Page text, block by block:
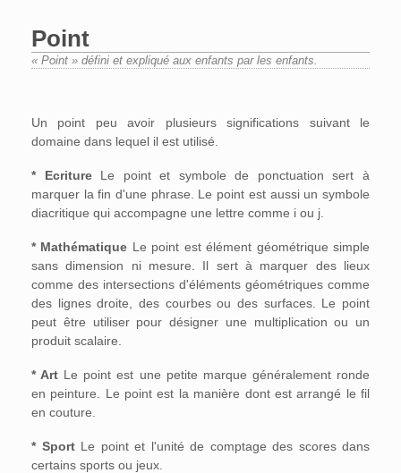
Point
« Point » défini et expliqué aux enfants par les enfants.
Un point peu avoir plusieurs significations suivant le
domaine dans lequel il est utilisé.
* EcritureLe point et symbole de ponctuation sert à
marquer la fin d'une phrase. Le point est aussi un symbole
diacritique qui accompagne une lettre comme i ou j.
* Mathématique Le point est élément géométrique simple
sans dimension ni mesure. Il sert à marquer des lieux
comme des intersections d'éléments géométriques comme
des lignes droite, des courbes ou des surfaces. Le point
peut être utiliser pour désigner une multiplication ou un
produit scalaire.
* Art Le point est une petite marque généralement ronde
en peinture. Le point est la manière dont est arrangé le fil
en couture.
* SportLe point et l'unité de comptage des scores dans
certains sports ou jeux.